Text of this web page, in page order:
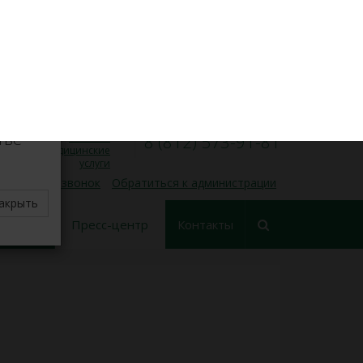
медицинские
услуги
8 (812) 573-91-81
обратный звонок Обратиться к администрации
Пресс-центр Контакты